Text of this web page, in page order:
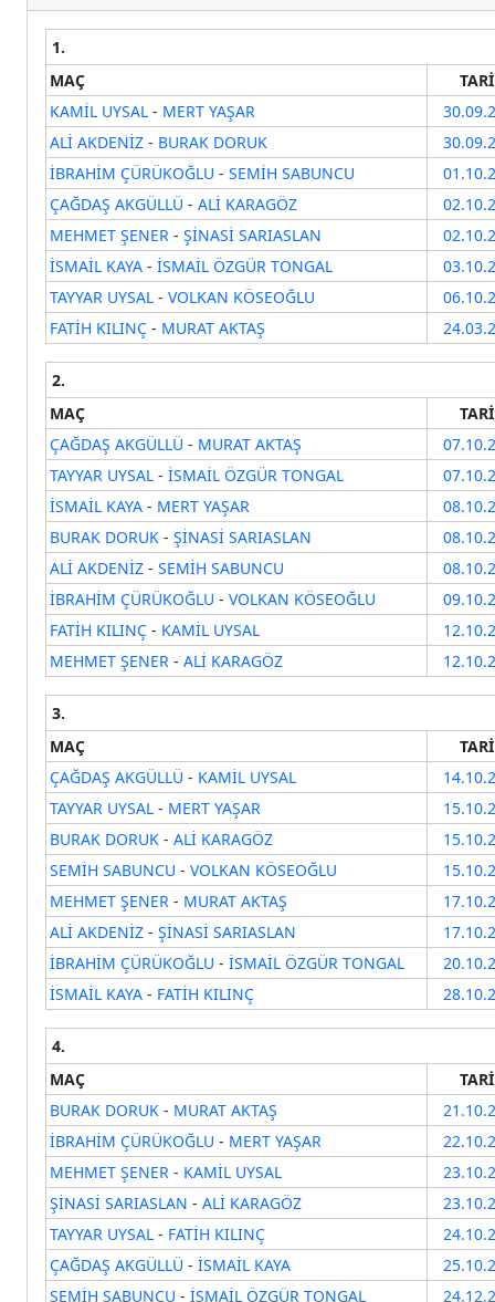
1.
MAÇ
KAMİL UYSAL - MERT YAŞAR
ALİ AKDENİZ - BURAK DORUK
İBRAHİM ÇÜRÜKOĞLU - SEMİH SABUNCU
ÇAĞDAŞ AKGÜLLÜ - ALİ KARAGÖZ
MEHMET ŞENER - ŞİNASİ SARIASLAN
İSMAİL KAYA - İSMAİL ÖZGÜR TONGAL
TAYYAR UYSAL - VOLKAN KÖSEOĞLU
FATİH KILINÇ - MURAT AKTAŞ
2.
MAÇ
ÇAĞDAŞ AKGÜLLÜ - MURAT AKTAŞ
TAYYAR UYSAL - İSMAİL ÖZGÜR TONGAL
İSMAİL KAYA - MERT YAŞAR
BURAK DORUK - ŞİNASİ SARIASLAN
ALİ AKDENİZ - SEMİH SABUNCU
İBRAHİM ÇÜRÜKOĞLU - VOLKAN KÖSEOĞLU
FATİH KILINÇ - KAMİL UYSAL
MEHMET ŞENER - ALİ KARAGÖZ
3.
MAÇ
ÇAĞDAŞ AKGÜLLÜ - KAMİL UYSAL
TAYYAR UYSAL - MERT YAŞAR
BURAK DORUK - ALİ KARAGÖZ
SEMİH SABUNCU - VOLKAN KÖSEOĞLU
MEHMET ŞENER - MURAT AKTAŞ
ALİ AKDENİZ - ŞİNASİ SARIASLAN
İBRAHİM ÇÜRÜKOĞLU - İSMAİL ÖZGÜR TONGAL
İSMAİL KAYA - FATİH KILINÇ
4.
MAÇ
BURAK DORUK - MURAT AKTAŞ
İBRAHİM ÇÜRÜKOĞLU - MERT YAŞAR
MEHMET ŞENER - KAMİL UYSAL
ŞİNASİ SARIASLAN - ALİ KARAGÖZ
TAYYAR UYSAL - FATİH KILINÇ
ÇAĞDAŞ AKGÜLLÜ - İSMAİL KAYA
SEMİH SABUNCU - İSMAİL ÖZGÜR TONGAL